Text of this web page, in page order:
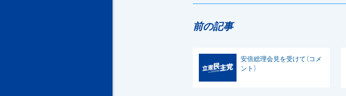
前の記事
安倍総理会見を受けて（コメ
ント）